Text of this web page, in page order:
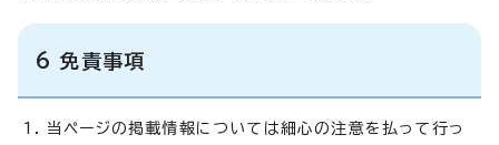
6 免責事項
当ページの掲載情報については細心の注意を払って行っ